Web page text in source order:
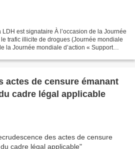
est signataire À l’occasion de la Journée
trafic illicite de drogues (Journée mondiale
la Journée mondiale d’action « Support
actes de censure émanant
cadre légal applicable